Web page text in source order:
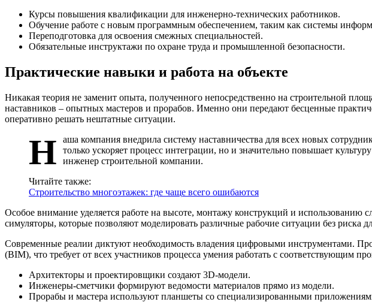
Курсы повышения квалификации для инженерно-технических работников.
Обучение работе с новым программным обеспечением, таким как системы
Переподготовка для освоения смежных специальностей.
Обязательные инструктажи по охране труда и промышленной безопасности.
Практические навыки и работа на объекте
Никакая теория не заменит опыта, полученного непосредственно на строительной
наставников – опытных мастеров и прорабов. Именно они передают бесценные
оперативно решать нештатные ситуации.
Н
аша компания внедрила систему наставничества для всех новых
только ускоряет процесс интеграции, но и значительно повышает
инженер строительной компании.
Читайте также:
Строительство многоэтажек: где чаще всего ошибаются
Особое внимание уделяется работе на высоте, монтажу конструкций и
симуляторы, которые позволяют моделировать различные рабочие ситуации без риска
Современные реалии диктуют необходимость владения цифровыми инструментами.
(BIM), что требует от всех участников процесса умения работать с соответствующим
Архитекторы и проектировщики создают 3D-модели.
Инженеры-сметчики формируют ведомости материалов прямо из модели.
Прорабы и мастера используют планшеты со специализированными